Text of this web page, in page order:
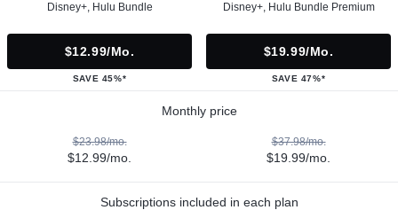
Disney+, Hulu Bundle
$12.99/mo.
SAVE 45%*
Disney+, Hulu Bundle Premium
$19.99/mo.
SAVE 47%*
Monthly price
$23.98/mo.
$12.99/mo.
$37.98/mo.
$19.99/mo.
Subscriptions included in each plan